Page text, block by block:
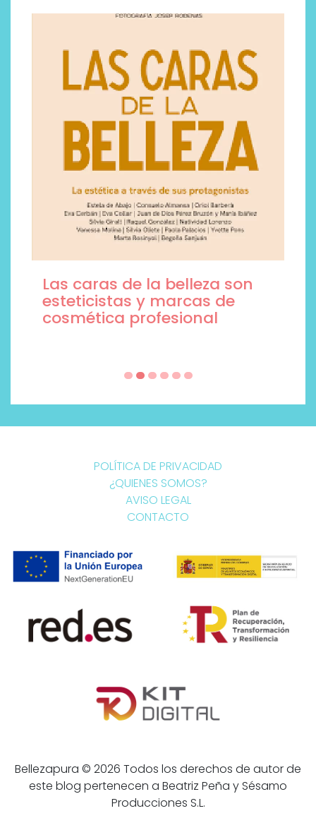
Las caras de la belleza son
esteticistas y marcas de
cosmética profesional
POLÍTICA DE PRIVACIDAD
¿QUIENES SOMOS?
AVISO LEGAL
CONTACTO
Bellezapura © 2026 Todos los derechos de autor de
este blog pertenecen a Beatriz Peña y Sésamo
Producciones S.L.